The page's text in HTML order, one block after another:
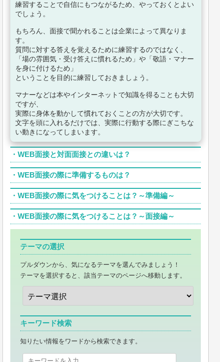
練習することで自信にもつながるため、やっておくとよい
でしょう。
もちろん、面接で聞かれることは企業によって異なりま
す。
質問に対する答えを覚えるために練習するのではなく、
「場の雰囲気・受け答えに慣れるため」や「敬語・マナー
を身に付けるため」
ということを目的に練習しておきましょう。
マナーなどは本やインターネットで知識を得ることも大切
ですが、
実際に身体を動かして慣れておくことの方が大切です。
文字を頭に入れるだけでは、実際に行動する際にぎこちな
い動きになってしまいます。
・ WEB面接と対面面接との違いは？
・ WEB面接の際に準備するものは？
・ WEB面接の際に気をつけることは？～準備編～
・ WEB面接の際に気をつけることは？～面接編～
テーマの選択
プルダウンから、気になるテーマを選んでみましょう！
テーマを選択すると、該当テーマのページへ移動します。
キーワード検索
知りたい情報をワードから検索できます。